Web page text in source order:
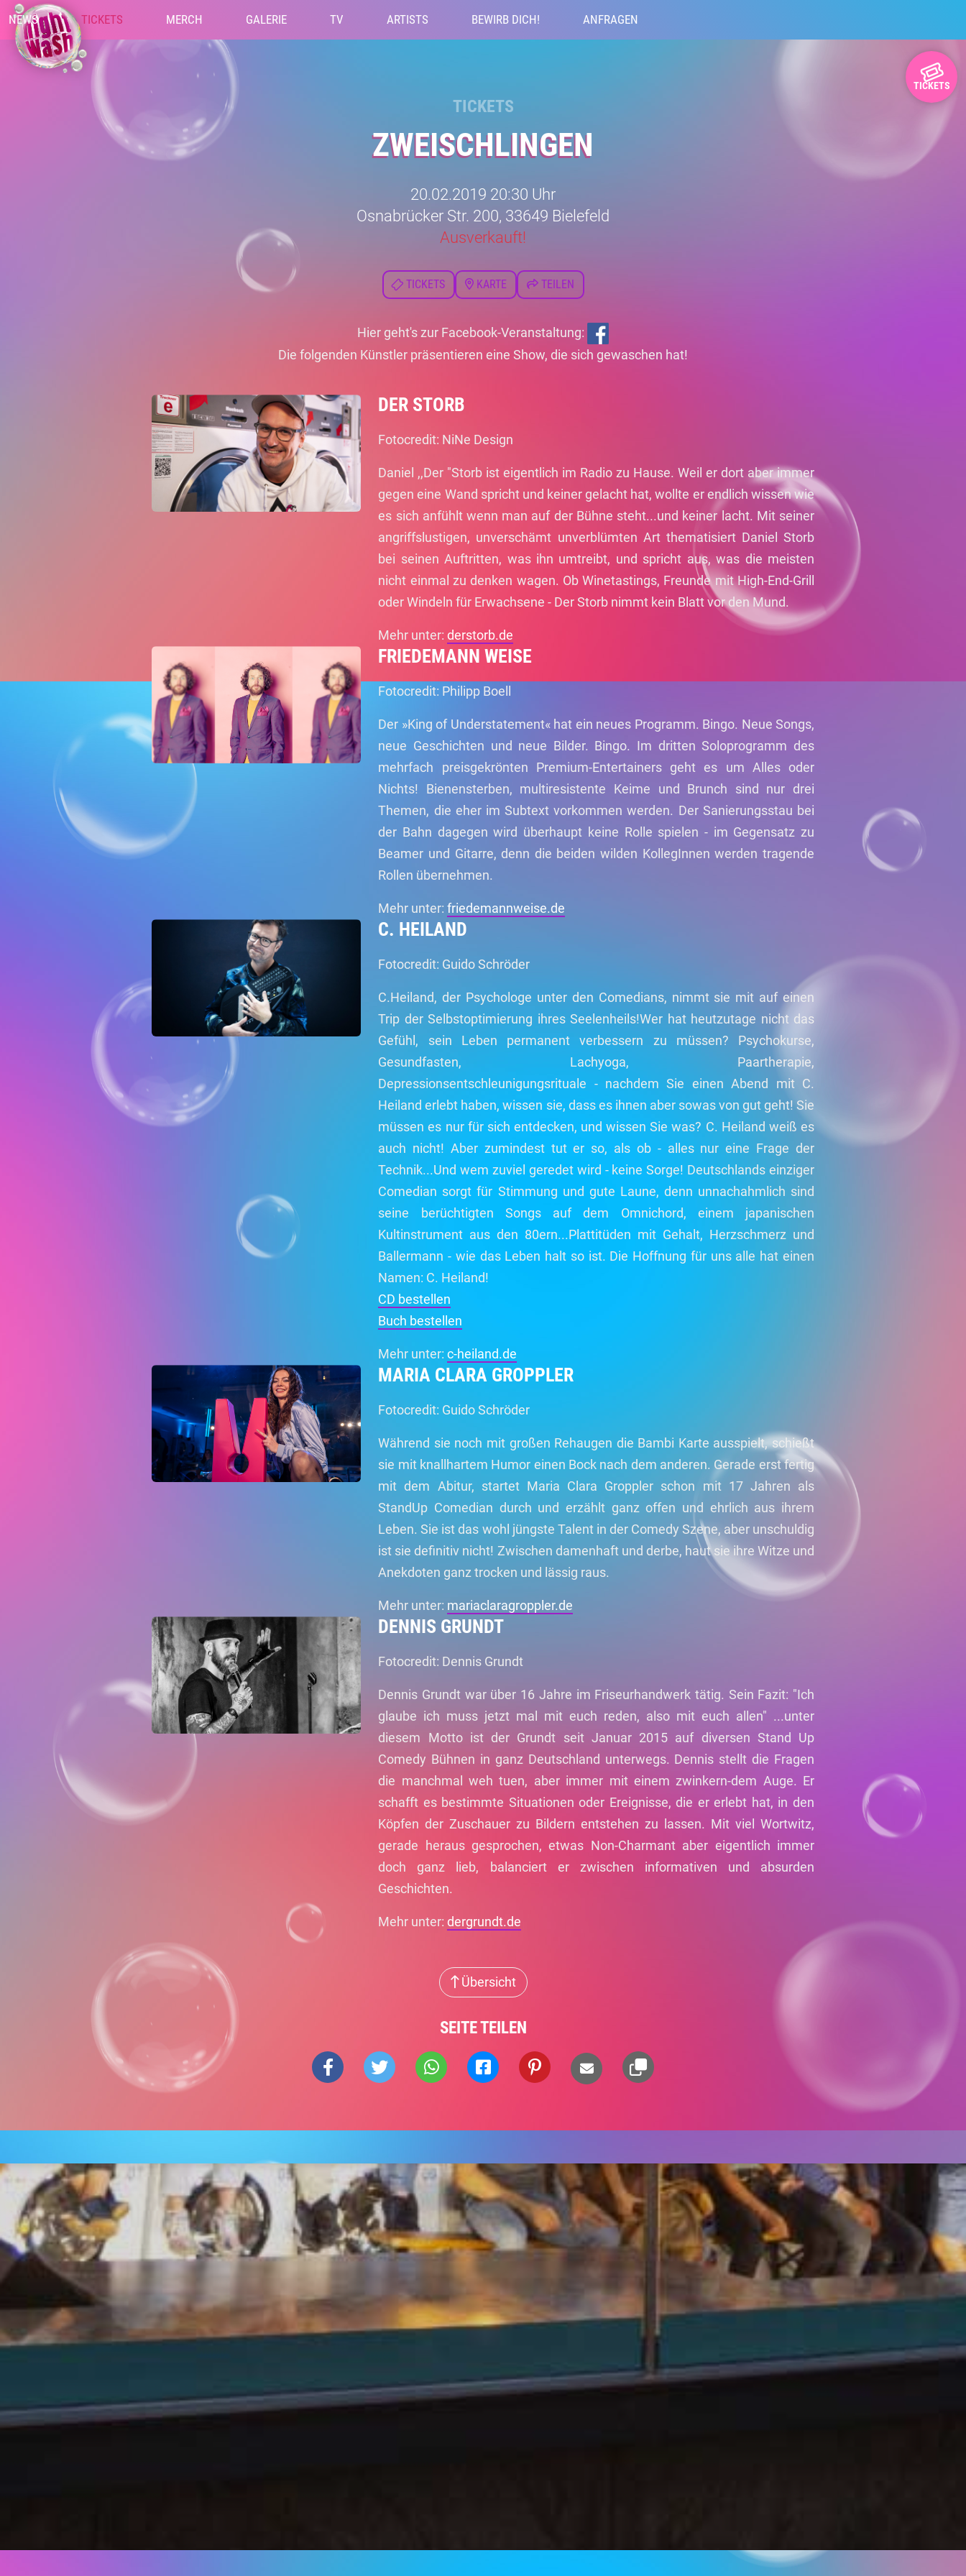
NEWS TICKETS MERCH GALERIE TV ARTISTS BEWIRB DICH! ANFRAGEN
TICKETS
TICKETS
ZWEISCHLINGEN
20.02.2019 20:30 Uhr
Osnabrücker Str. 200, 33649 Bielefeld
Ausverkauft!
TICKETS KARTE TEILEN
Hier geht's zur Facebook-Veranstaltung:
Die folgenden Künstler präsentieren eine Show, die sich gewaschen hat!
DER STORB
Fotocredit: NiNe Design
Daniel ,,Der "Storb ist eigentlich im Radio zu Hause. Weil er dort aber immer
gegen eine Wand spricht und keiner gelacht hat, wollte er endlich wissen wie
es sich anfühlt wenn man auf der Bühne steht...und keiner lacht. Mit seiner
angriffslustigen, unverschämt unverblümten Art thematisiert Daniel Storb
bei seinen Auftritten, was ihn umtreibt, und spricht aus, was die meisten
nicht einmal zu denken wagen. Ob Winetastings, Freunde mit High-End-Grill
oder Windeln für Erwachsene - Der Storb nimmt kein Blatt vor den Mund.
Mehr unter:derstorb.de
FRIEDEMANN WEISE
Fotocredit: Philipp Boell
Der »King of Understatement« hat ein neues Programm. Bingo. Neue Songs,
neue Geschichten und neue Bilder. Bingo. Im dritten Soloprogramm des
mehrfach preisgekrönten Premium-Entertainers geht es um Alles oder
Nichts! Bienensterben, multiresistente Keime und Brunch sind nur drei
Themen, die eher im Subtext vorkommen werden. Der Sanierungsstau bei
der Bahn dagegen wird überhaupt keine Rolle spielen - im Gegensatz zu
Beamer und Gitarre, denn die beiden wilden KollegInnen werden tragende
Rollen übernehmen.
Mehr unter:friedemannweise.de
C. HEILAND
Fotocredit: Guido Schröder
C.Heiland, der Psychologe unter den Comedians, nimmt sie mit auf einen
Trip der Selbstoptimierung ihres Seelenheils!Wer hat heutzutage nicht das
Gefühl, sein Leben permanent verbessern zu müssen? Psychokurse,
Gesundfasten, Lachyoga, Paartherapie,
Depressionsentschleunigungsrituale - nachdem Sie einen Abend mit C.
Heiland erlebt haben, wissen sie, dass es ihnen aber sowas von gut geht! Sie
müssen es nur für sich entdecken, und wissen Sie was? C. Heiland weiß es
auch nicht! Aber zumindest tut er so, als ob - alles nur eine Frage der
Technik...Und wem zuviel geredet wird - keine Sorge! Deutschlands einziger
Comedian sorgt für Stimmung und gute Laune, denn unnachahmlich sind
seine berüchtigten Songs auf dem Omnichord, einem japanischen
Kultinstrument aus den 80ern...Plattitüden mit Gehalt, Herzschmerz und
Ballermann - wie das Leben halt so ist. Die Hoffnung für uns alle hat einen
Namen: C. Heiland!
CD bestellen
Buch bestellen
Mehr unter:c-heiland.de
MARIA CLARA GROPPLER
Fotocredit: Guido Schröder
Während sie noch mit großen Rehaugen die Bambi Karte ausspielt, schießt
sie mit knallhartem Humor einen Bock nach dem anderen. Gerade erst fertig
mit dem Abitur, startet Maria Clara Groppler schon mit 17 Jahren als
StandUp Comedian durch und erzählt ganz offen und ehrlich aus ihrem
Leben. Sie ist das wohl jüngste Talent in der Comedy Szene, aber unschuldig
ist sie definitiv nicht! Zwischen damenhaft und derbe, haut sie ihre Witze und
Anekdoten ganz trocken und lässig raus.
Mehr unter: mariaclaragroppler.de
DENNIS GRUNDT
Fotocredit: Dennis Grundt
Dennis Grundt war über 16 Jahre im Friseurhandwerk tätig. Sein Fazit: "Ich
glaube ich muss jetzt mal mit euch reden, also mit euch allen" ...unter
diesem Motto ist der Grundt seit Januar 2015 auf diversen Stand Up
Comedy Bühnen in ganz Deutschland unterwegs. Dennis stellt die Fragen
die manchmal weh tuen, aber immer mit einem zwinkern-dem Auge. Er
schafft es bestimmte Situationen oder Ereignisse, die er erlebt hat, in den
Köpfen der Zuschauer zu Bildern entstehen zu lassen. Mit viel Wortwitz,
gerade heraus gesprochen, etwas Non-Charmant aber eigentlich immer
doch ganz lieb, balanciert er zwischen informativen und absurden
Geschichten.
Mehr unter:dergrundt.de
Übersicht
SEITE TEILEN